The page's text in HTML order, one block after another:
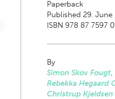
Paperback
Published 29. June
ISBN 978 87 7597
By
Simon Skov Fougt,
Rebekka Hegaard
Christrup Kjeldsen